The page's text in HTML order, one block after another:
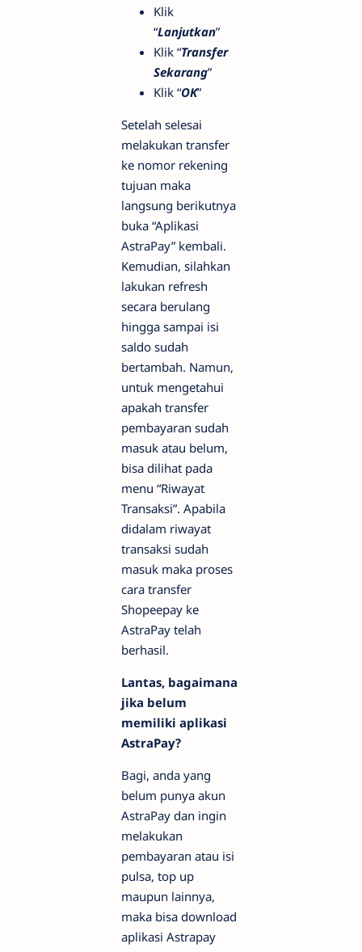
Klik
“Lanjutkan”
Klik “Transfer
Sekarang”
Klik “OK”
Setelah selesai
melakukan transfer
ke nomor rekening
tujuan maka
langsung berikutnya
buka “Aplikasi
AstraPay” kembali.
Kemudian, silahkan
lakukan refresh
secara berulang
hingga sampai isi
saldo sudah
bertambah. Namun,
untuk mengetahui
apakah transfer
pembayaran sudah
masuk atau belum,
bisa dilihat pada
menu “Riwayat
Transaksi”. Apabila
didalam riwayat
transaksi sudah
masuk maka proses
cara transfer
Shopeepay ke
AstraPay telah
berhasil.
Lantas, bagaimana
jika belum
memiliki aplikasi
AstraPay?
Bagi, anda yang
belum punya akun
AstraPay dan ingin
melakukan
pembayaran atau isi
pulsa, top up
maupun lainnya,
maka bisa download
aplikasi Astrapay